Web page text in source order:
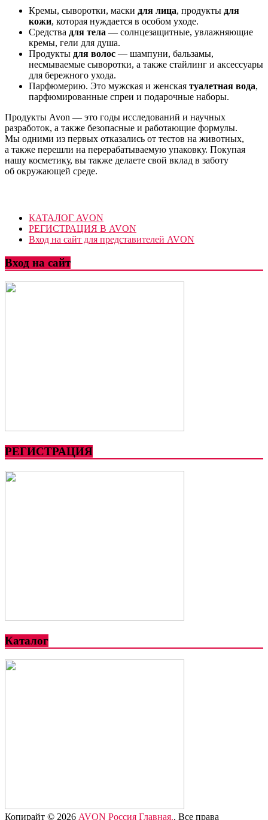
Кремы, сыворотки, маски для лица, продукты для
кожи, которая нуждается в особом уходе.
Средства для тела — солнцезащитные, увлажняющие
кремы, гели для душа.
Продукты для волос — шампуни, бальзамы,
несмываемые сыворотки, а также стайлинг и аксессуары
для бережного ухода.
Парфюмерию. Это мужская и женская туалетная вода,
парфюмированные спреи и подарочные наборы.
Продукты Avon — это годы исследований и научных
разработок, а также безопасные и работающие формулы.
Мы одними из первых отказались от тестов на животных,
а также перешли на перерабатываемую упаковку. Покупая
нашу косметику, вы также делаете свой вклад в заботу
об окружающей среде.
КАТАЛОГ AVON
РЕГИСТРАЦИЯ В AVON
Вход на сайт для представителей AVON
Вход на сайт
РЕГИСТРАЦИЯ
Каталог
Копирайт © 2026 AVON Россия Главная.. Все права